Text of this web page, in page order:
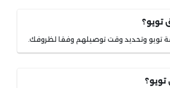
تويو؟
تويو وتحديد وقت توصيلهم وفقا لظروفك.